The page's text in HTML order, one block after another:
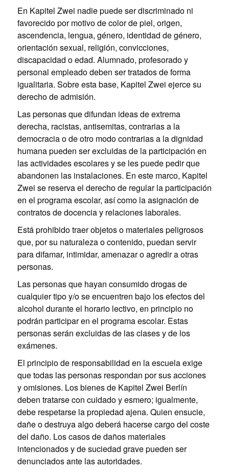
En Kapitel Zwei nadie puede ser discriminado ni
favorecido por motivo de color de piel, origen,
ascendencia, lengua, género, identidad de género,
orientación sexual, religión, convicciones,
discapacidad o edad. Alumnado, profesorado y
personal empleado deben ser tratados de forma
igualitaria. Sobre esta base, Kapitel Zwei ejerce su
derecho de admisión.
Las personas que difundan ideas de extrema
derecha, racistas, antisemitas, contrarias a la
democracia o de otro modo contrarias a la dignidad
humana pueden ser excluidas de la participación en
las actividades escolares y se les puede pedir que
abandonen las instalaciones. En este marco, Kapitel
Zwei se reserva el derecho de regular la participación
en el programa escolar, así como la asignación de
contratos de docencia y relaciones laborales.
Está prohibido traer objetos o materiales peligrosos
que, por su naturaleza o contenido, puedan servir
para difamar, intimidar, amenazar o agredir a otras
personas.
Las personas que hayan consumido drogas de
cualquier tipo y/o se encuentren bajo los efectos del
alcohol durante el horario lectivo, en principio no
podrán participar en el programa escolar. Estas
personas serán excluidas de las clases y de los
exámenes.
El principio de responsabilidad en la escuela exige
que todas las personas respondan por sus acciones
y omisiones. Los bienes de Kapitel Zwei Berlín
deben tratarse con cuidado y esmero; igualmente,
debe respetarse la propiedad ajena. Quien ensucie,
dañe o destruya algo deberá hacerse cargo del coste
del daño. Los casos de daños materiales
intencionados y de suciedad grave pueden ser
denunciados ante las autoridades.